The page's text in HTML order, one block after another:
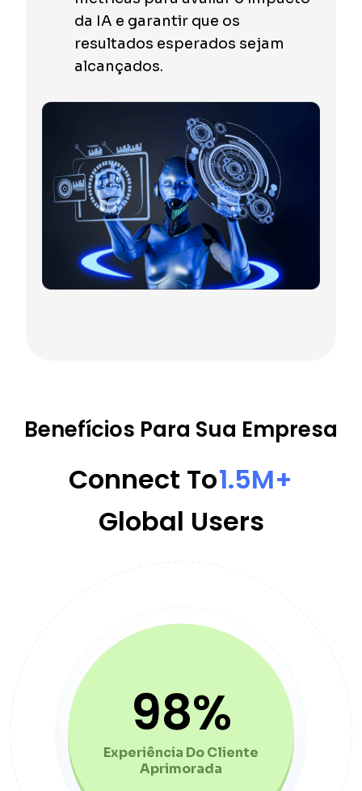
da IA e garantir que os
resultados esperados sejam
alcançados.
Benefícios Para Sua Empresa
Connect To1.5M+
Global Users
98%
Experiência Do Cliente
Aprimorada